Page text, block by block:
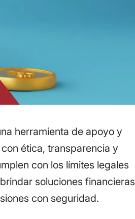
herramienta de apoyo y
ética, transparencia y
con los límites legales
soluciones financieras
con seguridad.